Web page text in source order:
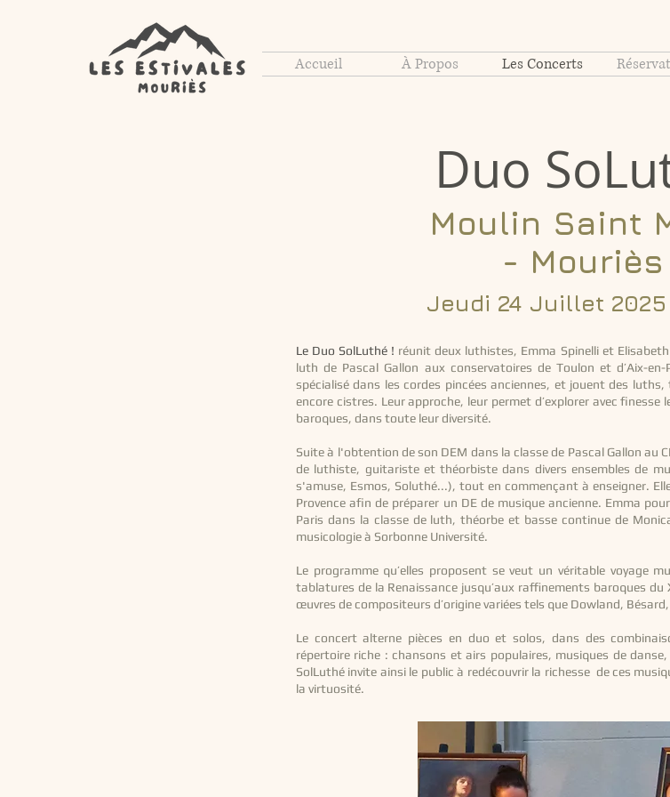
Accueil À Propos Les Concerts
Duo
Moulin Saint
-
Jeudi 24 Juillet
Le Duo SolLuthé ! réunit deux luthistes, Emma Spinelli et
luth de Pascal Gallon aux conservatoires de Toulon et d’Aix-
spécialisé dans les cordes pincées anciennes, et jouent des
encore cistres. Leur approche, leur permet d’explorer avec
baroques, dans toute leur diversité.
Suite à l'obtention de son DEM dans la classe de Pascal Gallon au
de luthiste, guitariste et théorbiste dans divers ensembles de
s'amuse, Esmos, Soluthé...), tout en commençant à enseigner.
Provence afin de préparer un DE de musique ancienne. Emma
Paris dans la classe de luth, théorbe et basse continue de
musicologie à Sorbonne Université.
Le programme qu’elles proposent se veut un véritable voyage
tablatures de la Renaissance jusqu’aux raffinements baroques du
œuvres de compositeurs d’origine variées tels que Dowland,
Le concert alterne pièces en duo et solos, dans des
répertoire riche : chansons et airs populaires, musiques de
SolLuthé invite ainsi le public à redécouvrir la richesse de ces
la virtuosité.